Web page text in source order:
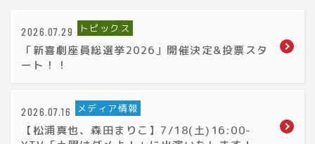
2026.07.29 トピックス
「新喜劇座員総選挙2026」開催決定&投票スタ
ート！！
2026.07.16 メディア情報
【松浦真也、森田まりこ】7/18(土)16:00-